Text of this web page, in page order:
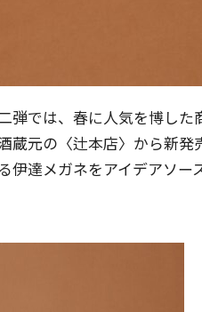
弾では、春に人気を博し
蔵元の〈辻本店〉から新発
伊達メガネをアイデアソ